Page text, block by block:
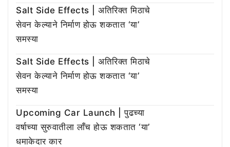
Salt Side Effects | अतिरिक्त मिठाचे
सेवन केल्याने निर्माण होऊ शकतात ‘या’
समस्या
Salt Side Effects | अतिरिक्त मिठाचे
सेवन केल्याने निर्माण होऊ शकतात ‘या’
समस्या
Upcoming Car Launch | पुढच्या
वर्षाच्या सुरुवातीला लाँच होऊ शकतात ‘या’
धमाकेदार कार